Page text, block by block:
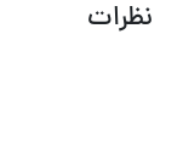
نظرات